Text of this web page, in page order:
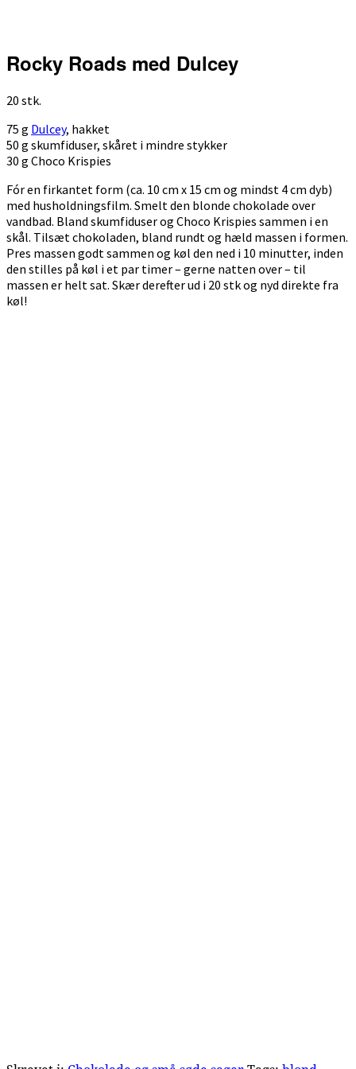
Rocky Roads med Dulcey
20 stk.
75 g Dulcey, hakket
50 g skumfiduser, skåret i mindre stykker
30 g Choco Krispies
Fór en firkantet form (ca. 10 cm x 15 cm og mindst 4 cm dyb)
med husholdningsfilm. Smelt den blonde chokolade over
vandbad. Bland skumfiduser og Choco Krispies sammen i en
skål. Tilsæt chokoladen, bland rundt og hæld massen i formen.
Pres massen godt sammen og køl den ned i 10 minutter, inden
den stilles på køl i et par timer – gerne natten over – til
massen er helt sat. Skær derefter ud i 20 stk og nyd direkte fra
køl!